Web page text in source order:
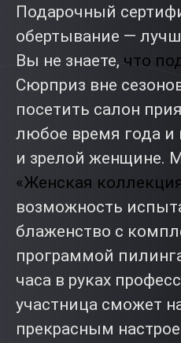
Подарочный
обертывание —
Вы не знаете, что
Сюрприз вне
посетить салон
любое время года
и зрелой женщине.
«Женская
возможность
блаженство с
программой
часа в руках
участница сможет
прекрасным